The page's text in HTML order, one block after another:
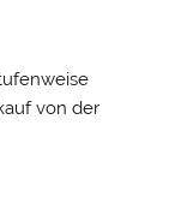
von der